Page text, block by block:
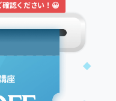
認ください！😀